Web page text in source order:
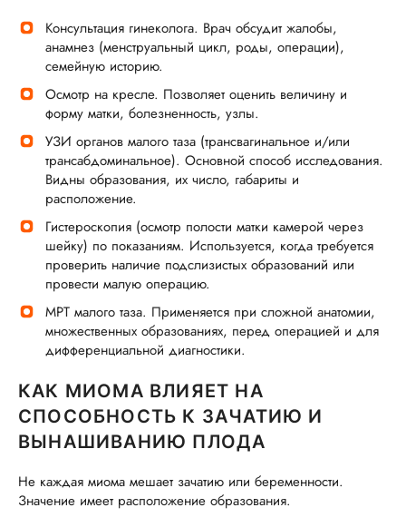
Консультация гинеколога. Врач обсудит жалобы,
анамнез (менструальный цикл, роды, операции),
семейную историю.
Осмотр на кресле. Позволяет оценить величину и
форму матки, болезненность, узлы.
УЗИ органов малого таза (трансвагинальное и/или
трансабдоминальное). Основной способ исследования.
Видны образования, их число, габариты и
расположение.
Гистероскопия (осмотр полости матки камерой через
шейку) по показаниям. Используется, когда требуется
проверить наличие подслизистых образований или
провести малую операцию.
МРТ малого таза. Применяется при сложной анатомии,
множественных образованиях, перед операцией и для
дифференциальной диагностики.
КАК МИОМА ВЛИЯЕТ НА
СПОСОБНОСТЬ К ЗАЧАТИЮ И
ВЫНАШИВАНИЮ ПЛОДА
Не каждая миома мешает зачатию или беременности.
Значение имеет расположение образования.